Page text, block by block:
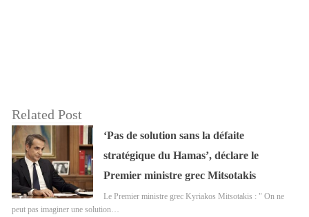
Related Post
‘Pas de solution sans la défaite
stratégique du Hamas’, déclare le
Premier ministre grec Mitsotakis
Le Premier ministre grec Kyriakos Mitsotakis : " On ne
peut pas imaginer une solution…